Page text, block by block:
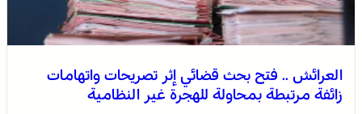
العرائش .. فتح بحث قضائي إثر تصريحات واتهامات
زائفة مرتبطة بمحاولة للهجرة غير النظامية